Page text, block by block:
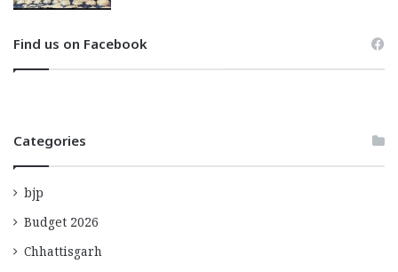
Find us on Facebook
Categories
bjp
Budget 2026
Chhattisgarh